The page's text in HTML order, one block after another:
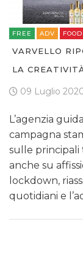
FREE ADV FOOD
VARVELLO
LA
09 Luglio
L’agenzia
campagna
sulle principali
anche su
lockdown,
quotidiani e